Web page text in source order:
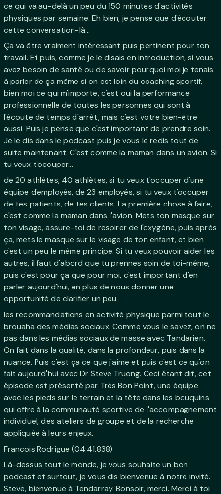
ce qui va au-delà un peu du 150 minutes d'activités
physiques par semaine. Eh bien, je pense que d'écouter
cette conversation-là...
Ça va être vraiment intéressant puis pertinent pour ton
travail. Et puis, comme je le disais en introduction, si vous
avez besoin de santé ou de savoir pourquoi moi je tenais
à parler de ça même si on est loin du coaching sportif,
bien moi ce qui m'importe, c'est oui la performance
professionnelle de toutes les personnes qui sont à
l'écoute de temps d'arrêt, mais c'est votre bien-être
aussi. Puis je pense que c'est important de prendre soin.
Je le dis dans le podcast puis je vous le redis tout de
suite maintenant. C'est comme la maman dans un avion. Si
tu veux t'occuper...
de 20 athlètes, 40 athlètes, si tu veux t'occuper d'une
équipe d'employés, de 23 employés, si tu veux t'occuper
de tes patients, de tes clients. La première chose à faire,
c'est comme la maman dans l'avion. Mets ton masque sur
ton visage, assure-toi de respirer de l'oxygène, puis après
ça, mets le masque sur le visage de ton enfant, et bien
c'est un peu le même principe. Si tu veux pouvoir aider les
autres, il faut d'abord que tu prennes soin de toi-même,
puis c'est pour ça que pour moi, c'est important d'en
parler aujourd'hui, en plus de nous donner une
opportunité de clarifier un peu.
les recommandations en activité physique parmi tout le
brouaha des médias sociaux. Comme vous le savez, on ne
pas dans les médias sociaux de masse avec Tandarien.
On fait dans la qualité, dans la profondeur, puis dans la
nuance. Puis c'est ça ce que j'aime et puis c'est ce qu'on
fait aujourd'hui avec Dr Steve Truong. Ceci étant dit, cet
épisode est présenté par Très Bon Point, une équipe
avec les pieds sur le terrain et la tête dans les bouquins
qui offre à la communauté sportive de l'accompagnement
individuel, des ateliers de groupe et de la recherche
appliquée à leurs enjeux.
Francois Rodrigue (04:41.838)
Là-dessus tout le monde, je vous souhaite un bon
podcast et surtout, je vous dis bienvenue à notre invité.
Steve, bienvenue à Tendarray. Bonsoir, merci. Merci à toi